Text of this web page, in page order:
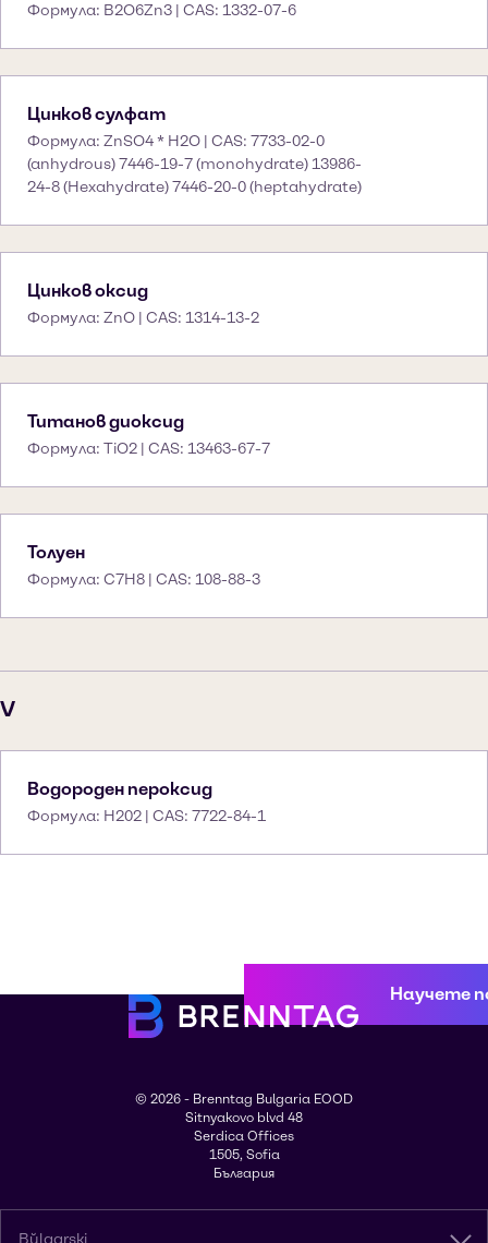
Формула: B2O6Zn3 | CAS: 1332-07-6
Цинков сулфат
Формула: ZnSO4 * H2O | CAS: 7733-02-0
(anhydrous) 7446-19-7 (monohydrate) 13986-
24-8 (Hexahydrate) 7446-20-0 (heptahydrate)
Цинков оксид
Формула: ZnO | CAS: 1314-13-2
Титанов диоксид
Формула: TiO2 | CAS: 13463-67-7
Толуен
Формула: C7H8 | CAS: 108-88-3
V
Водороден пероксид
Формула: H202 | CAS: 7722-84-1
Научете
© 2026 - Brenntag Bulgaria EOOD
Sitnyakovo blvd 48
Serdica Offices
1505, Sofia
България
Bŭlgarski